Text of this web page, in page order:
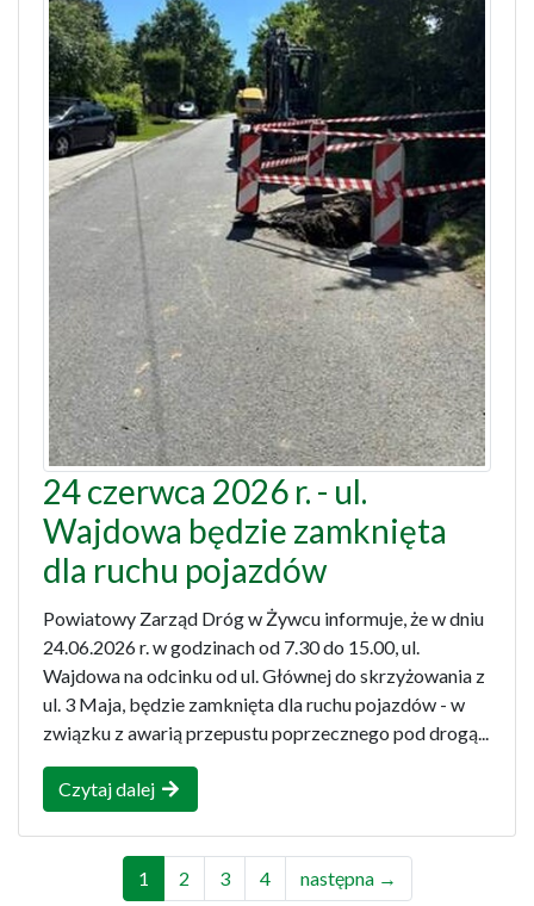
24 czerwca 2026 r. - ul.
Wajdowa będzie zamknięta
dla ruchu pojazdów
Powiatowy Zarząd Dróg w Żywcu informuje, że w dniu
24.06.2026 r. w godzinach od 7.30 do 15.00, ul.
Wajdowa na odcinku od ul. Głównej do skrzyżowania z
ul. 3 Maja, będzie zamknięta dla ruchu pojazdów - w
związku z awarią przepustu poprzecznego pod drogą...
Czytaj dalej
1 2 3 4 następna →